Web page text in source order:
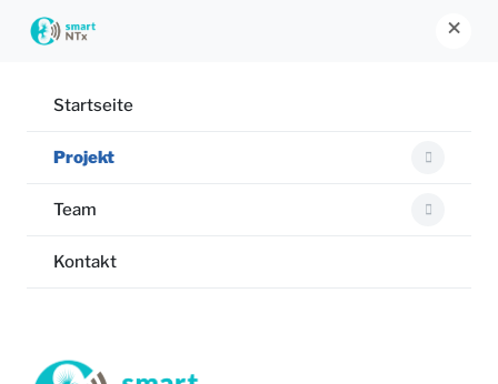
×
Startseite
Projekt
Team
Kontakt